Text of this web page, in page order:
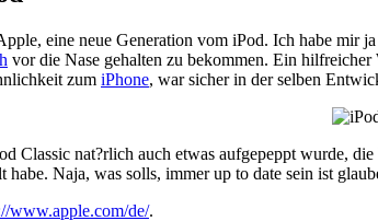
eine neue Generation vom iPod. Ich habe mir
vor die Nase gehalten zu bekommen. Ein
zum iPhone, war sicher in der selben
Classic nat?rlich auch etwas aufgepeppt wurde,
habe. Naja, was solls, immer up to date sein ist
www.apple.com/de/.